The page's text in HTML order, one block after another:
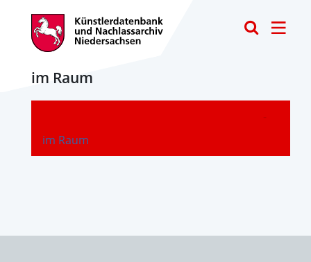
im Raum
im Raum
-